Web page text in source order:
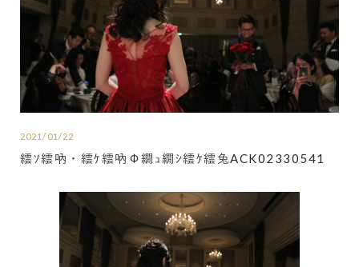
2021/01/22
繧ｿ繧吶・繧ｹ繧吶Φ繝ｭ繝ｼ繧ｹ繧兔ACK02330541